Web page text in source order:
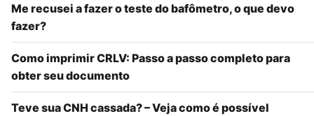
Me recusei a fazer o teste do bafômetro, o que devo
fazer?
Como imprimir CRLV: Passo a passo completo para
obter seu documento
Teve sua CNH cassada? – Veja como é possível